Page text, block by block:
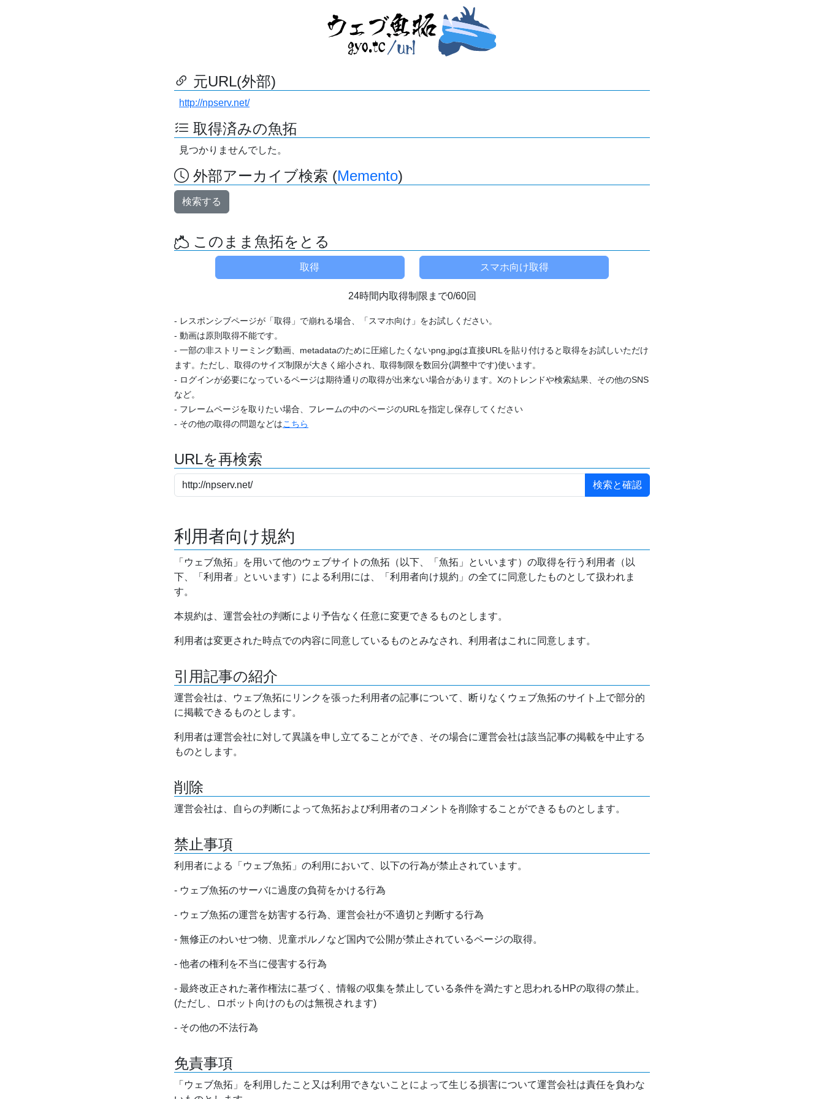
元URL(外部)
http://npserv.net/
取得済みの魚拓
見つかりませんでした。
外部アーカイブ検索 (Memento)
検索する
このまま魚拓をとる
24時間内取得制限まで0/60回
- レスポンシブページが「取得」で崩れる場合、「スマホ向け」をお試しください。
- 動画は原則取得不能です。
- 一部の非ストリーミング動画、metadataのために圧縮したくないpng,jpgは直接URLを貼り付けると取得をお試しいただけ
ます。ただし、取得のサイズ制限が大きく縮小され、取得制限を数回分(調整中です)使います。
- ログインが必要になっているページは期待通りの取得が出来ない場合があります。Xのトレンドや検索結果、その他のSNS
など。
- フレームページを取りたい場合、フレームの中のページのURLを指定し保存してください
- その他の取得の問題などはこちら
URLを再検索
利用者向け規約
「ウェブ魚拓」を用いて他のウェブサイトの魚拓（以下、「魚拓」といいます）の取得を行う利用者（以
下、「利用者」といいます）による利用には、「利用者向け規約」の全てに同意したものとして扱われま
す。
本規約は、運営会社の判断により予告なく任意に変更できるものとします。
利用者は変更された時点での内容に同意しているものとみなされ、利用者はこれに同意します。
引用記事の紹介
運営会社は、ウェブ魚拓にリンクを張った利用者の記事について、断りなくウェブ魚拓のサイト上で部分的
に掲載できるものとします。
利用者は運営会社に対して異議を申し立てることができ、その場合に運営会社は該当記事の掲載を中止する
ものとします。
削除
運営会社は、自らの判断によって魚拓および利用者のコメントを削除することができるものとします。
禁止事項
利用者による「ウェブ魚拓」の利用において、以下の行為が禁止されています。
- ウェブ魚拓のサーバに過度の負荷をかける行為
- ウェブ魚拓の運営を妨害する行為、運営会社が不適切と判断する行為
- 無修正のわいせつ物、児童ポルノなど国内で公開が禁止されているページの取得。
- 他者の権利を不当に侵害する行為
- 最終改正された著作権法に基づく、情報の収集を禁止している条件を満たすと思われるHPの取得の禁止。
(ただし、ロボット向けのものは無視されます)
- その他の不法行為
免責事項
「ウェブ魚拓」を利用したこと又は利用できないことによって生じる損害について運営会社は責任を負わな